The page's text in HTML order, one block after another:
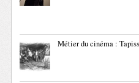
Métier du cinéma :